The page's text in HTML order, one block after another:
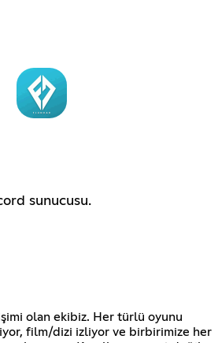
sunucusu.
olan ekibiz. Her türlü oyunu
film/dizi izliyor ve birbirimize her